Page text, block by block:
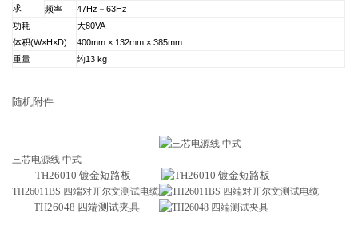
求
频率
47Hz －63Hz
功耗
大80VA
体积(W×H×D)
400mm × 132mm × 385mm
重量
约13 kg
随机附件
三芯电源线 中式
TH26010 镀金短路板
TH26011BS 四端对开尔文测试电缆
TH26048 四端测试夹具